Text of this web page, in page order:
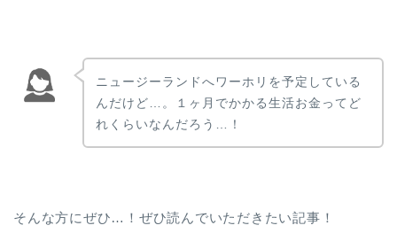
ニュージーランドへワーホリを予定している
んだけど…。１ヶ月でかかる生活お金ってど
れくらいなんだろう…！
そんな方にぜひ…！ぜひ読んでいただきたい記事！